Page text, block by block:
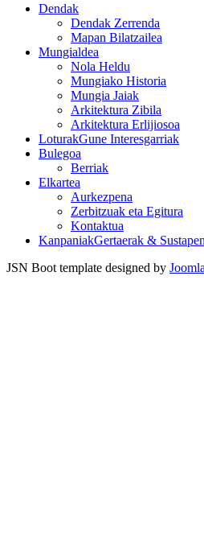
Dendak
Dendak Zerrenda
Mapan Bilatzailea
Mungialdea
Nola Heldu
Mungiako Historia
Mungia Jaiak
Arkitektura Zibila
Arkitektura Erlijiosoa
LoturakGune Interesgarriak
Bulegoa
Berriak
Elkartea
Aurkezpena
Zerbitzuak eta Egitura
Kontaktua
KanpaniakGertaerak &
JSN Boot template designed by